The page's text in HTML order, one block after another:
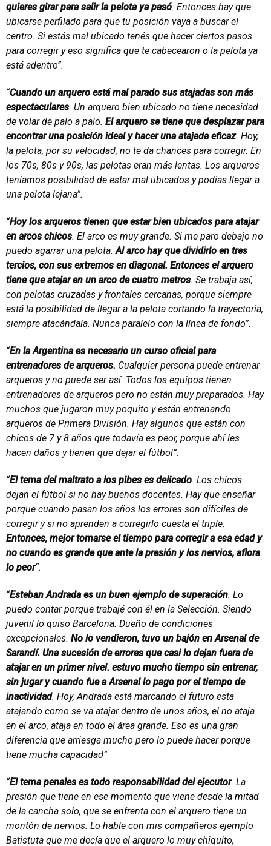
quieres girar para salir la pelota ya pasó. Entonces hay que
ubicarse perfilado para que tu posición vaya a buscar el
centro. Si estás mal ubicado tenés que hacer ciertos pasos
para corregir y eso significa que te cabecearon o la pelota ya
está adentro”.
“Cuando un arquero está mal parado sus atajadas son más
espectaculares. Un arquero bien ubicado no tiene necesidad
de volar de palo a palo. El arquero se tiene que desplazar para
encontrar una posición ideal y hacer una atajada eficaz. Hoy,
la pelota, por su velocidad, no te da chances para corregir. En
los 70s, 80s y 90s, las pelotas eran más lentas. Los arqueros
teníamos posibilidad de estar mal ubicados y podías llegar a
una pelota lejana”.
“Hoy los arqueros tienen que estar bien ubicados para atajar
en arcos chicos. El arco es muy grande. Si me paro debajo no
puedo agarrar una pelota.Al arco hay que dividirlo en tres
tercios, con sus extremos en diagonal. Entonces el arquero
tiene que atajar en un arco de cuatro metros. Se trabaja así,
con pelotas cruzadas y frontales cercanas, porque siempre
está la posibilidad de llegar a la pelota cortando la trayectoria,
siempre atacándala. Nunca paralelo con la línea de fondo”.
“En la Argentina es necesario un curso oficial para
entrenadores de arqueros. Cualquier persona puede entrenar
arqueros y no puede ser así. Todos los equipos tienen
entrenadores de arqueros pero no están muy preparados. Hay
muchos que jugaron muy poquito y están entrenando
arqueros de Primera División. Hay algunos que están con
chicos de 7 y 8 años que todavía es peor, porque ahí les
hacen daños y tienen que dejar el fútbol”.
“El tema del maltrato a los pibes es delicado. Los chicos
dejan el fútbol si no hay buenos docentes. Hay que enseñar
porque cuando pasan los años los errores son difíciles de
corregir y si no aprenden a corregirlo cuesta el triple.
Entonces, mejor tomarse el tiempo para corregir a esa edad y
no cuando es grande que ante la presión y los nervios, aflora
lo peor“.
“Esteban Andrada es un buen ejemplo de superación. Lo
puedo contar porque trabajé con él en la Selección. Siendo
juvenil lo quiso Barcelona. Dueño de condiciones
excepcionales. No lo vendieron, tuvo un bajón en Arsenal de
Sarandí. Una sucesión de errores que casi lo dejan fuera de
atajar en un primer nivel. estuvo mucho tiempo sin entrenar,
sin jugar y cuando fue a Arsenal lo pago por el tiempo de
inactividad. Hoy, Andrada está marcando el futuro esta
atajando como se va atajar dentro de unos años, el no ataja
en el arco, ataja en todo el área grande. Eso es una gran
diferencia que arriesga mucho pero lo puede hacer porque
tiene mucha capacidad”
“El tema penales es todo responsabilidad del ejecutor. La
presión que tiene en ese momento que viene desde la mitad
de la cancha solo, que se enfrenta con el arquero tiene un
montón de nervios. Lo hable con mis compañeros ejemplo
Batistuta que me decía que el arquero lo muy chiquito,